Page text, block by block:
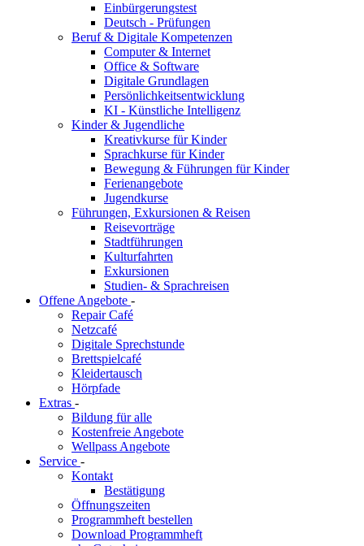
Einbürgerungstest
Deutsch - Prüfungen
Beruf & Digitale Kompetenzen
Computer & Internet
Office & Software
Digitale Grundlagen
Persönlichkeitsentwicklung
KI - Künstliche Intelligenz
Kinder & Jugendliche
Kreativkurse für Kinder
Sprachkurse für Kinder
Bewegung & Führungen für Kinder
Ferienangebote
Jugendkurse
Führungen, Exkursionen & Reisen
Reisevorträge
Stadtführungen
Kulturfahrten
Exkursionen
Studien- & Sprachreisen
Offene Angebote -
Repair Café
Netzcafé
Digitale Sprechstunde
Brettspielcafé
Kleidertausch
Hörpfade
Extras -
Bildung für alle
Kostenfreie Angebote
Wellpass Angebote
Service -
Kontakt
Bestätigung
Öffnungszeiten
Programmheft bestellen
Download Programmheft